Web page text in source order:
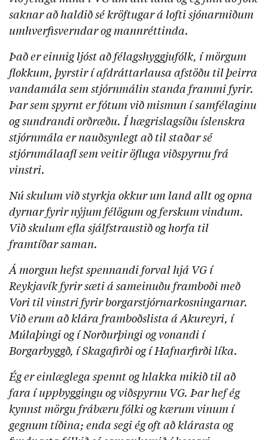
saknar að haldið sé kröftugar á lofti sjónarmiðum
umhverfisverndar og mannréttinda.
Það er einnig ljóst að félagshyggjufólk, í mörgum
flokkum, þyrstir í afdráttarlausa afstöðu til þeirra
vandamála sem stjórnmálin standa frammi fyrir.
Þar sem spyrnt er fótum við mismun í samfélaginu
og sundrandi orðræðu. Í hægrislagsíðu íslenskra
stjórnmála er nauðsynlegt að til staðar sé
stjórnmálaafl sem veitir öfluga viðspyrnu frá
vinstri.
Nú skulum við styrkja okkur um land allt og opna
dyrnar fyrir nýjum félögum og ferskum vindum.
Við skulum efla sjálfstraustið og horfa til
framtíðar saman.
Á morgun hefst spennandi forval hjá VG í
Reykjavík fyrir sæti á sameinuðu framboði með
Vori til vinstri fyrir borgarstjórnarkosningarnar.
Við erum að klára framboðslista á Akureyri, í
Múlaþingi og í Norðurþingi og vonandi í
Borgarbyggð, í Skagafirði og í Hafnarfirði líka.
Ég er einlæglega spennt og hlakka mikið til að
fara í uppbyggingu og viðspyrnu VG. Þar hef ég
kynnst mörgu frábæru fólki og kærum vinum í
gegnum tíðina; enda segi ég oft að klárasta og